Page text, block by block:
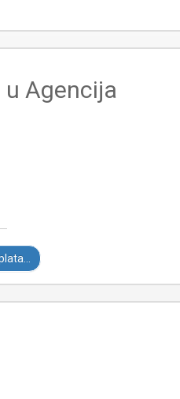
u Agencija